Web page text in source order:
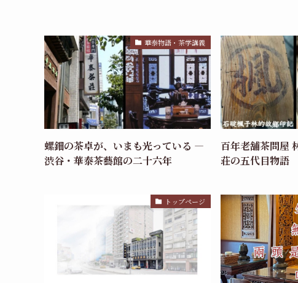
華泰物語・茶学講義
螺鈿の茶卓が、いまも光っている —
渋谷・華泰茶藝館の二十六年
百年老舗茶問屋
荘の五代目物語
トップページ